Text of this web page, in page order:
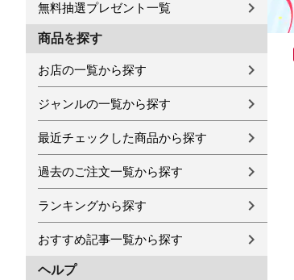
無料抽選プレゼント一覧
商品を探す
お店の一覧から探す
ジャンルの一覧から探す
最近チェックした商品から探す
過去のご注文一覧から探す
ランキングから探す
おすすめ記事一覧から探す
ヘルプ